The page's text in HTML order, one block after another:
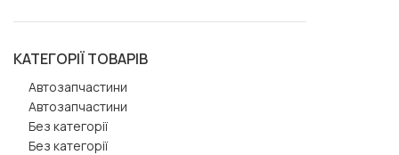
КАТЕГОРІЇ ТОВАРІВ
Автозапчастини
Автозапчастини
Без категорії
Без категорії